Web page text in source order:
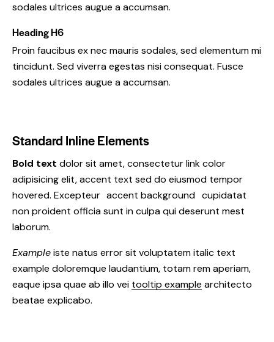
sodales ultrices augue a accumsan.
Heading H6
Proin faucibus ex nec mauris sodales, sed elementum mi
tincidunt. Sed viverra egestas nisi consequat. Fusce
sodales ultrices augue a accumsan.
Standard Inline Elements
Bold text dolor sit amet, consecteturlink color
adipisicing elit, accent text sed do eiusmod tempor
hovered. Excepteur accent background cupidatat
non proident officia sunt in culpa qui deserunt mest
laborum.
Exampleiste natus error sit voluptatem italic text
example doloremque laudantium, totam rem aperiam,
eaque ipsa quae ab illo vei tooltip example architecto
beatae explicabo.